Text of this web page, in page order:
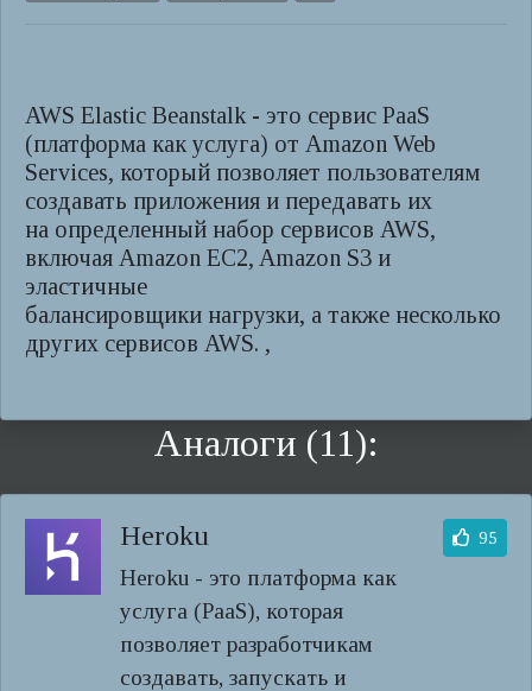
AWS Elastic Beanstalk - это сервис PaaS
(платформа как услуга) от Amazon Web
Services, который позволяет пользователям
создавать приложения и передавать их
на определенный набор сервисов AWS,
включая Amazon EC2, Amazon S3 и
эластичные
балансировщики нагрузки, а также несколько
других сервисов AWS. ,
Аналоги (11):
Heroku
Heroku - это платформа как
услуга (PaaS), которая
позволяет разработчикам
создавать, запускать и
95